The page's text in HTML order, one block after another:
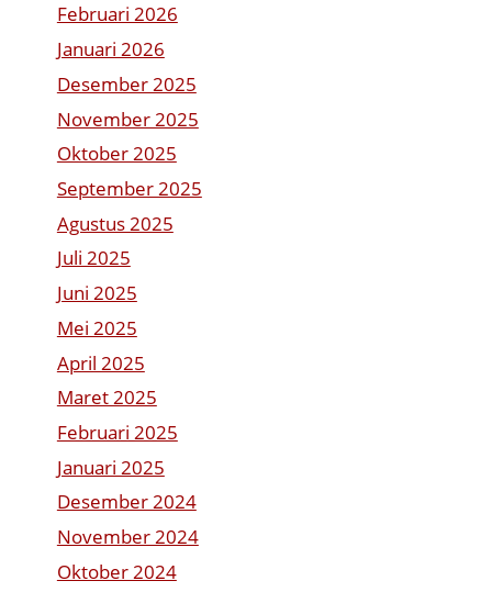
Februari 2026
Januari 2026
Desember 2025
November 2025
Oktober 2025
September 2025
Agustus 2025
Juli 2025
Juni 2025
Mei 2025
April 2025
Maret 2025
Februari 2025
Januari 2025
Desember 2024
November 2024
Oktober 2024